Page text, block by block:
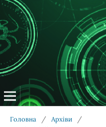
Головна / Архіви /